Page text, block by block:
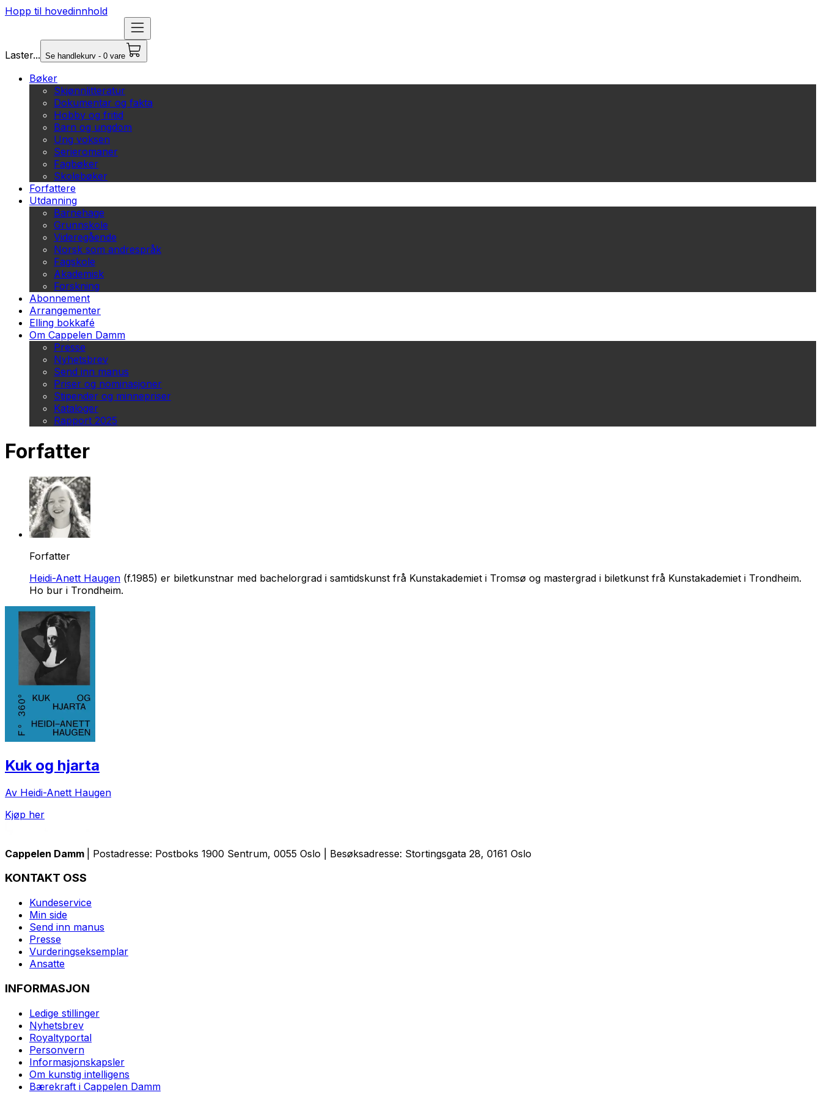
Hopp til hovedinnhold
Laster... Se handlekurv - 0 vare
Bøker
Skjønnlitteratur
Dokumentar og fakta
Hobby og fritid
Barn og ungdom
Ung voksen
Serieromaner
Fagbøker
Skolebøker
Forfattere
Utdanning
Barnehage
Grunnskole
Videregående
Norsk som andrespråk
Fagskole
Akademisk
Forskning
Abonnement
Arrangementer
Elling bokkafé
Om Cappelen Damm
Presse
Nyhetsbrev
Send inn manus
Priser og nominasjoner
Stipender og minnepriser
Kataloger
Rapport 2025
Forfatter
Forfatter
Heidi-Anett Haugen (f.1985) er biletkunstnar med bachelorgrad i samtidskunst frå Kunstakademiet i Tromsø og mastergrad i biletkunst frå Kunstakademiet i Trondheim.
Ho bur i Trondheim.
Kuk og hjarta
Av Heidi-Anett Haugen
Kjøp her
Cappelen Damm | Postadresse: Postboks 1900 Sentrum, 0055 Oslo | Besøksadresse: Stortingsgata 28, 0161 Oslo
KONTAKT OSS
Kundeservice
Min side
Send inn manus
Presse
Vurderingseksemplar
Ansatte
INFORMASJON
Ledige stillinger
Nyhetsbrev
Royaltyportal
Personvern
Informasjonskapsler
Om kunstig intelligens
Bærekraft i Cappelen Damm